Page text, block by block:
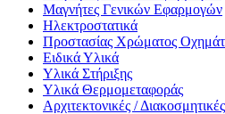
Μαγνήτες Γενικών Εφαρμογών
Ηλεκτροστατικά
Προστασίας Χρώματος
Ειδικά Υλικά
Υλικά Στήριξης
Υλικά Θερμομεταφοράς
Αρχιτεκτονικές /